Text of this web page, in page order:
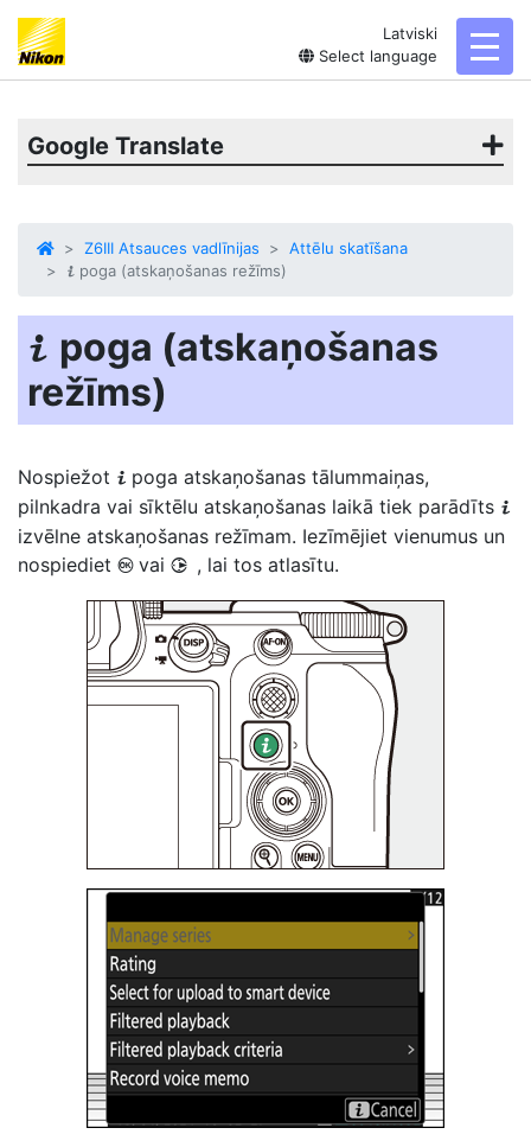
Latviski
Select language
Google Translate
Z6III Atsauces vadlīnijas Attēlu skatīšana
i poga (atskaņošanas režīms)
i poga (atskaņošanas
režīms)
Nospiežot i poga atskaņošanas tālummaiņas,
pilnkadra vai sīktēlu atskaņošanas laikā tiek parādīts i
izvēlne atskaņošanas režīmam. Iezīmējiet vienumus un
nospiediet J vai 2 , lai tos atlasītu.